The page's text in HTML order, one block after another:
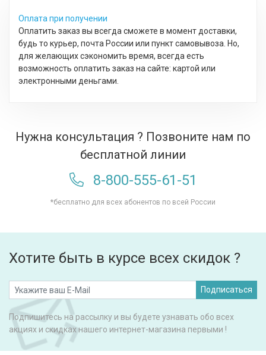
Оплата при получении
Оплатить заказ вы всегда сможете в момент доставки,
будь то курьер, почта России или пункт самовывоза. Но,
для желающих сэкономить время, всегда есть
возможность оплатить заказ на сайте: картой или
электронными деньгами.
Нужна консультация ? Позвоните нам по
бесплатной линии
8-800-555-61-51
*бесплатно для всех абонентов по всей России
Хотите быть в курсе всех скидок ?
Подписаться
Подпишитесь на рассылку и вы будете узнавать обо всех
акциях и скидках нашего интернет-магазина первыми !